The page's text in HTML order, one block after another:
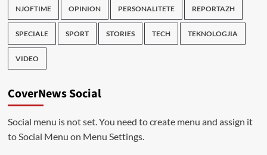
NJOFTIME OPINION PERSONALITETE REPORTAZH
SPECIALE SPORT STORIES TECH TEKNOLOGJIA
VIDEO
CoverNews Social
Social menu is not set. You need to create menu and assign it
to Social Menu on Menu Settings.